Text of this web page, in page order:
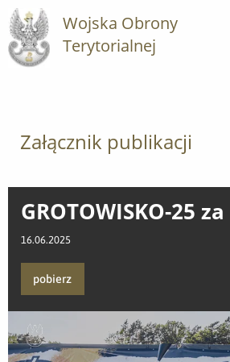
Wojska Obrony
Terytorialnej
Załącznik publikacji
GROTOWISKO-25
16.06.2025
pobierz